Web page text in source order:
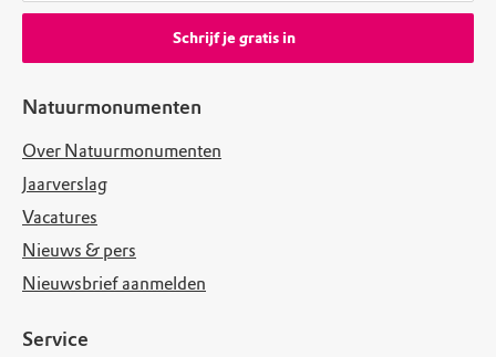
Natuurmonumenten
Over Natuurmonumenten
Jaarverslag
Vacatures
Nieuws & pers
Nieuwsbrief aanmelden
Service
Schrijf je gratis in